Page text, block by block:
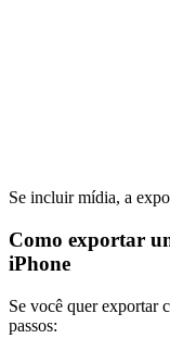
Se incluir mídia, a
Como exportar
iPhone
Se você quer exportar
passos: